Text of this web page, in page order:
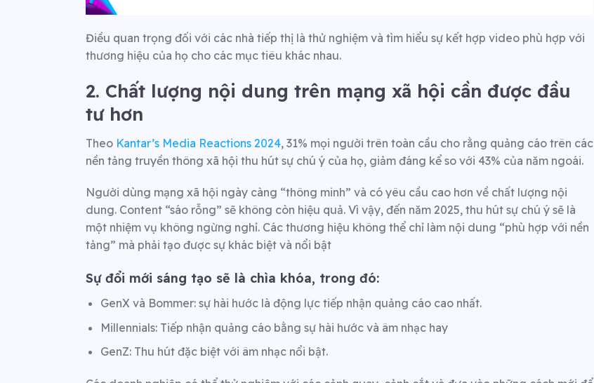
Điều quan trọng đối với các nhà tiếp thị là thử nghiệm và tìm hiểu sự kết hợp video phù hợp với
thương hiệu của họ cho các mục tiêu khác nhau.
2. Chất lượng nội dung trên mạng xã hội cần được đầu
tư hơn
Theo Kantar’s Media Reactions 2024, 31% mọi người trên toàn cầu cho rằng quảng cáo trên các
nền tảng truyền thông xã hội thu hút sự chú ý của họ, giảm đáng kể so với 43% của năm ngoái.
Người dùng mạng xã hội ngày càng “thông minh” và có yêu cầu cao hơn về chất lượng nội
dung. Content “sáo rỗng” sẽ không còn hiệu quả. Vì vậy, đến năm 2025, thu hút sự chú ý sẽ là
một nhiệm vụ không ngừng nghỉ. Các thương hiệu không thể chỉ làm nội dung “phù hợp với nền
tảng” mà phải tạo được sự khác biệt và nổi bật
Sự đổi mới sáng tạo sẽ là chìa khóa, trong đó:
GenX và Bommer: sự hài hước là động lực tiếp nhận quảng cáo cao nhất.
Millennials: Tiếp nhận quảng cáo bằng sự hài hước và âm nhạc hay
GenZ: Thu hút đặc biệt với âm nhạc nổi bật.